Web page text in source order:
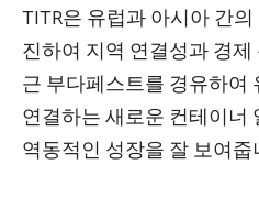
TITR은 유럽과 아시아 간
진하여 지역 연결성과 경
근 부다페스트를 경유하여
연결하는 새로운 컨테이너
역동적인 성장을 잘 보여줍